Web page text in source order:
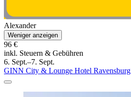
Alexander
Weniger anzeigen
96 €
inkl. Steuern & Gebühren
6. Sept.–7. Sept.
GINN City & Lounge Hotel Ravensburg